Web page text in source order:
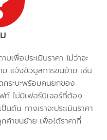
เพื่อประเมินราคา ไม่ว่าจะ
แจ้งข้อมูลการขนย้าย เช่น
ระบะพร้อมคนยกของ
ไม่มีเฟอร์นิเจอร์ที่ต้อง
ต้น ทางเราจะประเมินราคา
ค้าขนย้าย เพื่อได้ราคาที่